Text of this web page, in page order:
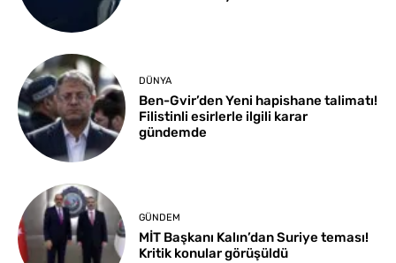
DÜNYA
Ben-Gvir’den Yeni hapishane talimatı!
Filistinli esirlerle ilgili karar
gündemde
GÜNDEM
MİT Başkanı Kalın’dan Suriye teması!
Kritik konular görüşüldü